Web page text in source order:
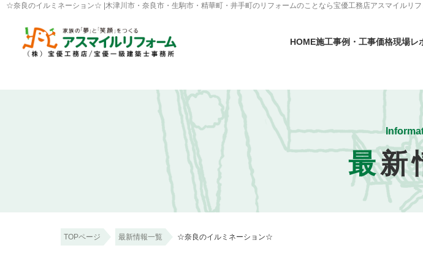
☆奈良のイルミネーション☆ |木津川市・奈良市・生駒市・精華町・井手町のリフォームのことなら宝優工務店アスマイルリフ
HOME施工事例・工事価格現場レ
最新
TOPページ 最新情報一覧 ☆奈良のイルミネーション☆